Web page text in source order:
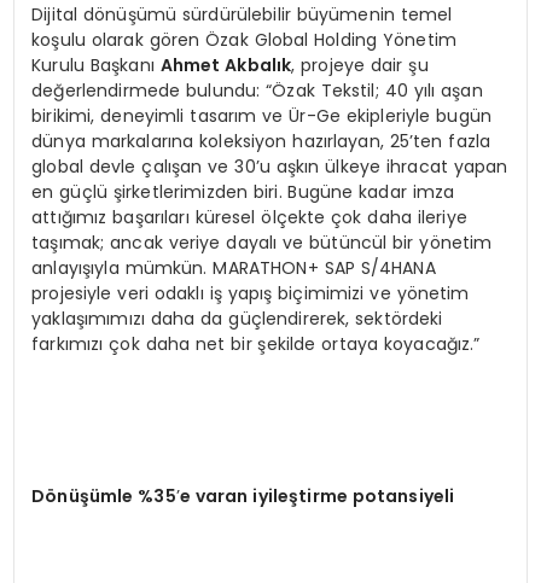
Dijital dönüşümü sürdürülebilir büyümenin temel
koşulu olarak gören Özak Global Holding Yönetim
Kurulu Başkanı Ahmet Akbalık, projeye dair şu
değerlendirmede bulundu: “Özak Tekstil; 40 yılı aşan
birikimi, deneyimli tasarım ve Ür-Ge ekipleriyle bugün
dünya markalarına koleksiyon hazırlayan, 25’ten fazla
global devle çalışan ve 30’u aşkın ülkeye ihracat yapan
en güçlü şirketlerimizden biri. Bugüne kadar imza
attığımız başarıları küresel ölçekte çok daha ileriye
taşımak; ancak veriye dayalı ve bütüncül bir yönetim
anlayışıyla mümkün. MARATHON+ SAP S/4HANA
projesiyle veri odaklı iş yapış biçimimizi ve yönetim
yaklaşımımızı daha da güçlendirerek, sektördeki
farkımızı çok daha net bir şekilde ortaya koyacağız.”
Dönüşümle %35’e varan iyileştirme potansiyeli